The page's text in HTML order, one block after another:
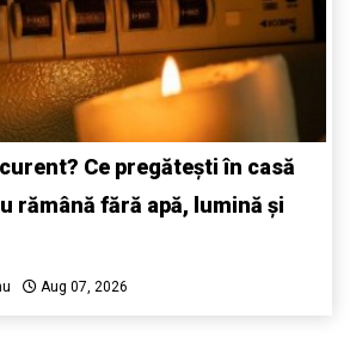
Ce pregătești în casă
rămână fără apă, lumină și
Aug 07, 2026